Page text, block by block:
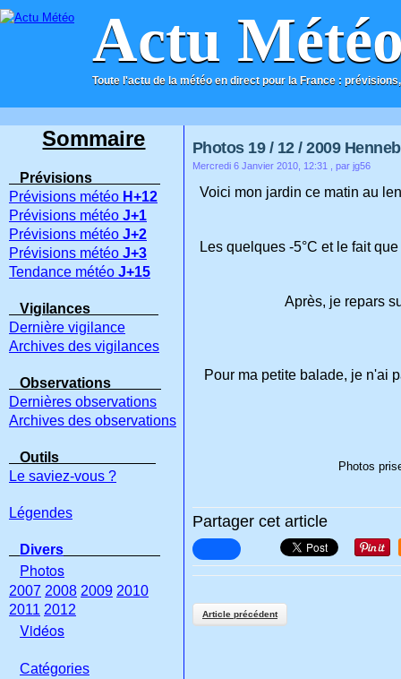
Actu
Toute l'actu de la météo en direct pour la France :
ACCUEIL CONTACT
Photos 19 / 12 / 2009
Mercredi 6 Janvier 2010, 12:31 , par jg56
Voici mon jardin ce matin au
Les quelques -5°C et le fait
Après, je repars
Pour ma petite balade, je n'ai
Photos
Partager cet article
Article précédent
Sommaire
Prévisions
Prévisions météo H+12
Prévisions météo J+1
Prévisions météo J+2
Prévisions météo J+3
Tendance météo J+15
Vigilances
Dernière vigilance
Archives des vigilances
Observations
Dernières observations
Archives des observations
Outils
Le saviez-vous ?
Légendes
Divers
Photos
2007 2008 2009 2010
2011 2012
Vidéos
Catégories